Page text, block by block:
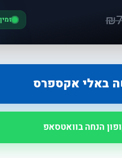
₪
באלי אקספרס
הנחה בוואטסאפ